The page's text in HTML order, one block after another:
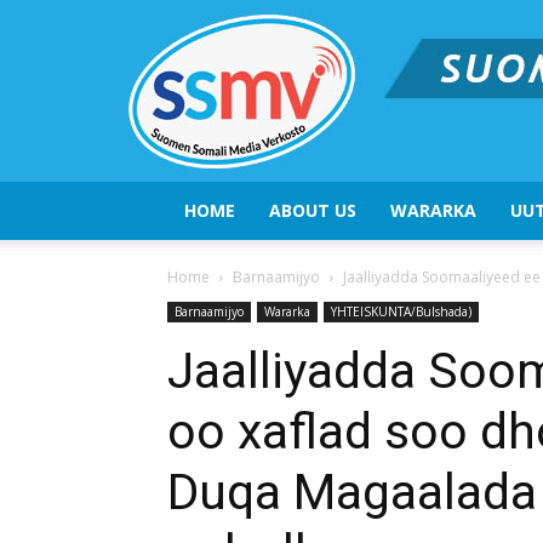
HOME ABOUT US WARARKA
Home Barnaamijyo Jaalliyadda Soomaaliyeed
Barnaamijyo Wararka YHTEISKUNTA/Bulshada)
Jaalliyadda
oo xaflad soo
Duqa